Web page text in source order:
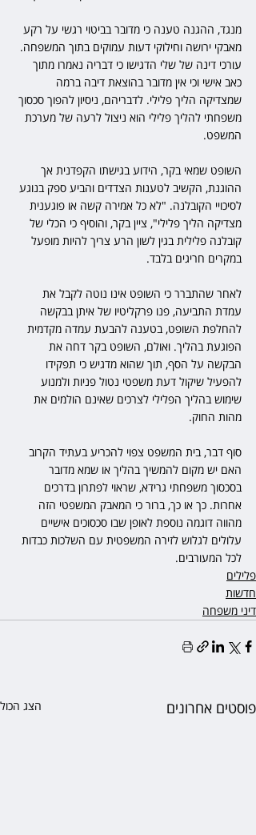
מנגד, ההגנה טענה כי מדובר בביטוי רגשי על רקע
מאבקי ירושה וחילוקי דעות עמוקים בתוך המשפחה.
עורכי דינה של שלי הדגישו כי דבריה נאמרו מתוך
כאב אישי וכי אין מדובר בהוצאת דיבה ברמה
שמצדיקה הליך פלילי. לדבריהם, ניסיון להפוך סכסוך
משפחתי להליך פלילי הוא ניצול לרעה של מערכת
המשפט.
השופט שמאי בקר, הידוע בגישתו הקפדנית אך
ההוגנת, הקשיב לטענות הצדדים והביע ספק בנוגע
לסיכויי הקובלנה. "לא כל אמירה קשה או פוגענית
מצדיקה הליך פלילי", ציין בקר, והוסיף כי הכלי של
קובלנה פלילית בגין לשון הרע צריך להיות מופעל
במקרים חריגים בלבד.
לאחר שהתברר כי השופט אינו נוטה לקבל את
עמדת התביעה, פנו פרקליטיו של איתן בבקשה
להחלפת השופט, בטענה להבעת עמדה מקדמית
הפוגעת בהליך. ואולם, השופט בקר דחה את
הבקשה על הסף, תוך שהוא מדגיש כי תפקידו
להפעיל שיקול דעת משפטי נטול פניות ולמנוע
שימוש בהליך הפלילי לצרכים שאינם הולמים את
מהות החוק.
סוף דבר, בית המשפט צפוי להכריע בעתיד הקרוב
האם יש מקום להמשיך בהליך או שמא מדובר
בסכסוך משפחתי גרידא, שראוי לפתרון בדרכים
אחרות. כך או כך, ברור כי המאבק המשפטי הזה
מהווה דוגמה נוספת לאופן שבו סכסוכים אישיים
עלולים לגלוש לזירה המשפטית עם השלכות כבדות
לכל המעורבים.
פלילים
חדשות
דיני משפחה
פוסטים אחרונים הצג הכול